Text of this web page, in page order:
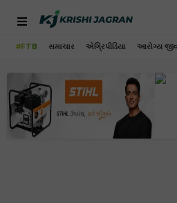
#FTB સમાચાર એગ્રિપીડિયા આરોગ્ય